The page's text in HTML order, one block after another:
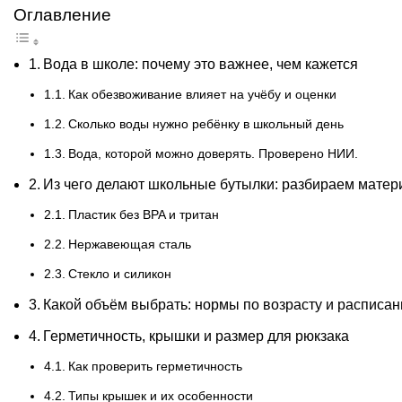
Оглавление
Вода в школе: почему это важнее, чем кажется
Как обезвоживание влияет на учёбу и оценки
Сколько воды нужно ребёнку в школьный день
Вода, которой можно доверять. Проверено НИИ.
Из чего делают школьные бутылки: разбираем
Пластик без BPA и тритан
Нержавеющая сталь
Стекло и силикон
Какой объём выбрать: нормы по возрасту и
Герметичность, крышки и размер для рюкзака
Как проверить герметичность
Типы крышек и их особенности